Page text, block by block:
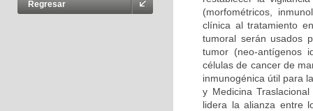
Regresar
(morfométricos,
clínica al tratamiento
tumoral serán usados
tumor (neo-antígenos
células de cancer de
inmunogénica útil para
y Medicina
lidera la alianza entre